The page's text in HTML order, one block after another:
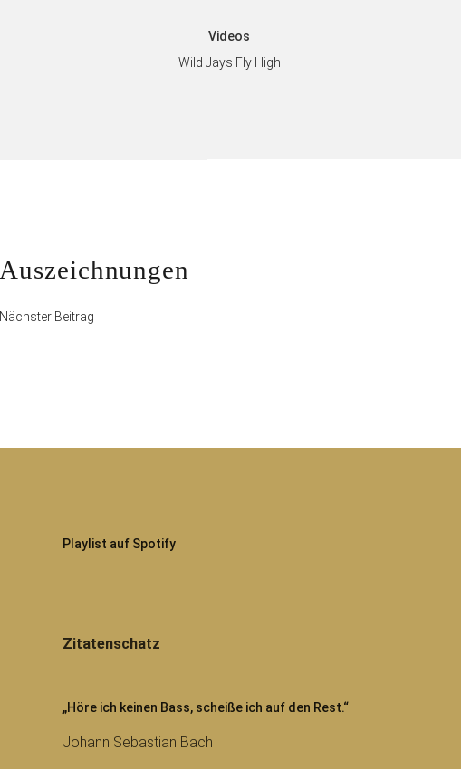
Videos
Wild Jays Fly High
Nächster
Auszeichnungen
Nächster Beitrag
Playlist auf Spotify
Zitatenschatz
„Höre ich keinen Bass, scheiße ich auf den Rest.“
Johann Sebastian Bach